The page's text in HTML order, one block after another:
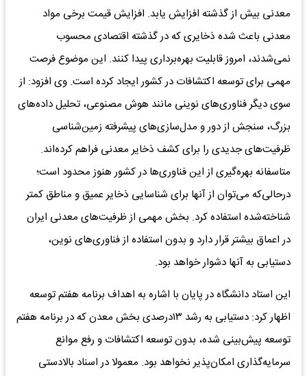
معدنی بیش از گذشته افزایش یابد. افزایش قیمت برخی مواد
معدنی باعث شده ذخایری که در گذشته اقتصادی محسوب
نمی‌شدند، امروز قابلیت بهره‌برداری پیدا کنند. این موضوع فرصت
مهمی برای توسعه اکتشافات در کشور ایجاد کرده است. وی افزود: از
سوی دیگر فناوری‌های نوینی مانند هوش مصنوعی، تحلیل داده‌های
بزرگ، سنجش از دور و مدل‌سازی‌های پیشرفته زمین‌شناسی
ظرفیت‌های جدیدی را برای کشف ذخایر معدنی فراهم کرده‌اند.
متاسفانه بهره‌گیری از این فناوری‌ها در کشور هنوز محدود است؛
درحالی‌که می‌توان از آنها برای شناسایی ذخایر عمیق و مناطق کمتر
شناخته‌شده استفاده کرد. بخش مهمی از ظرفیت‌های معدنی ایران
در اعماق بیشتر قرار دارد و بدون استفاده از فناوری‌های نوین،
دستیابی به آنها دشوار خواهد بود.
این استاد دانشگاه در پایان با اشاره به اهداف برنامه هفتم توسعه
اظهار کرد: دستیابی به رشد ۱۳درصدی بخش معدن که در برنامه هفتم
توسعه پیش‌بینی شده، بدون توسعه اکتشافات و رفع موانع
سرمایه‌گذاری امکان‌پذیر نخواهد بود. معمولا در اسناد بالادستی